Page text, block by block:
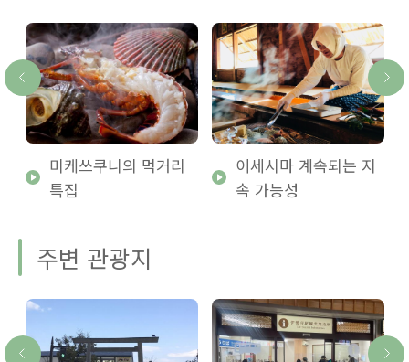
미케쓰쿠니의 먹거리
특집
이세시마 계속되는 지
속 가능성
주변 관광지